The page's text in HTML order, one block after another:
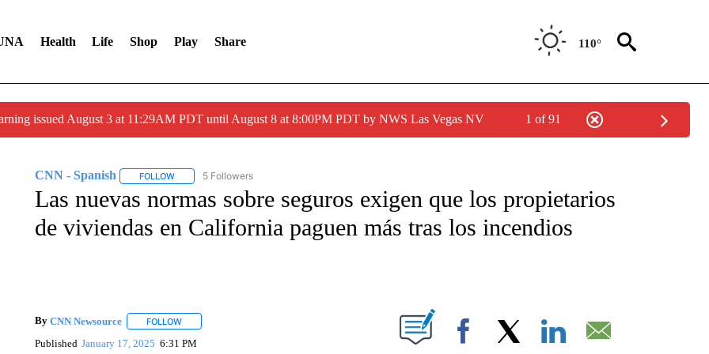
Health Life Shop Play Share 110°
issued August 3 at 11:29AM PDT until August 8 at 8:00PM PDT by NWS Las Vegas NV 1 of 91
CNN - Spanish FOLLOWFOLLOW "CNN - SPANISH" TO RECEIVE NOTIFICATIONS ABOUT NEW PAGES ON "CNN - SPANISH".
5 Followers
Las nuevas normas sobre seguros exigen que los propietarios
de viviendas en California paguen más tras los incendios
By CNN Newsource FOLLOWFOLLOW "" TO RECEIVE NOTIFICATIONS ABOUT NEW PAGES ON "".
Published January 17, 2025 6:31 PM Facebook